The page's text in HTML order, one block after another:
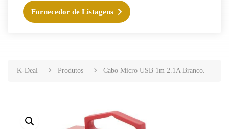
Fornecedor de Listagens
K-Deal Produtos Cabo Micro USB 1m 2.1A Branco.